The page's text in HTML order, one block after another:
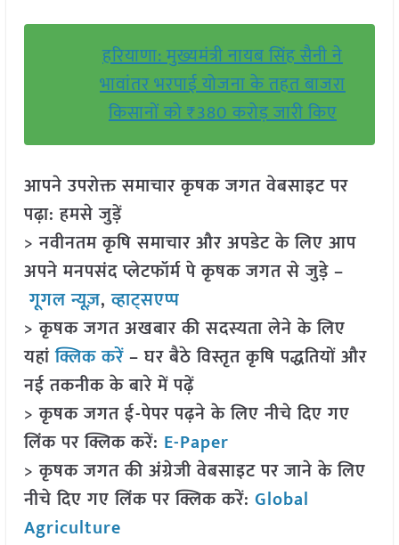
हरियाणा: मुख्यमंत्री नायब सिंह सैनी ने
भावांतर भरपाई योजना के तहत बाजरा
किसानों को ₹380 करोड़ जारी किए
आपने उपरोक्त समाचार कृषक जगत वेबसाइट पर
पढ़ा: हमसे जुड़ें
> नवीनतम कृषि समाचार और अपडेट के लिए आप
अपने मनपसंद प्लेटफॉर्म पे कृषक जगत से जुड़े –
गूगल न्यूज़,व्हाट्सएप्प
> कृषक जगत अखबार की सदस्यता लेने के लिए
यहांक्लिक करें– घर बैठे विस्तृत कृषि पद्धतियों और
नई तकनीक के बारे में पढ़ें
> कृषक जगत ई-पेपर पढ़ने के लिए नीचे दिए गए
लिंक पर क्लिक करें: E-Paper
> कृषक जगत की अंग्रेजी वेबसाइट पर जाने के लिए
नीचे दिए गए लिंक पर क्लिक करें: Global
Agriculture